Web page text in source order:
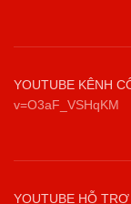
YOUTUBE KÊNH
v=O3aF_VSHqKM
YOUTUBE HỖ